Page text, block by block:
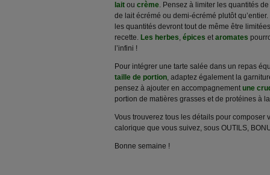
lait ou crème. Pensez à limiter les quantités
de lait écrémé ou demi-écrémé plutôt qu’entier.
les quantités devront tout de même être
recette. Les herbes, épices et aromates
l’infini !
Pour intégrer une tarte salée dans un repas
taille de portion, adaptez également la
pensez à ajouter en accompagnement une
portion de matières grasses et de protéines à
Vous trouverez tous les détails pour composer
calorique que vous suivez, sous OUTILS,
Bonne semaine !